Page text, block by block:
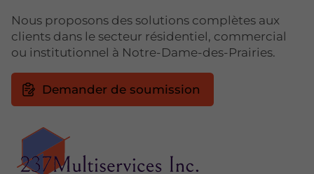
Nous proposons des solutions complètes aux
clients dans le secteur résidentiel, commercial
ou institutionnel à Notre-Dame-des-Prairies.
Demander de soumission